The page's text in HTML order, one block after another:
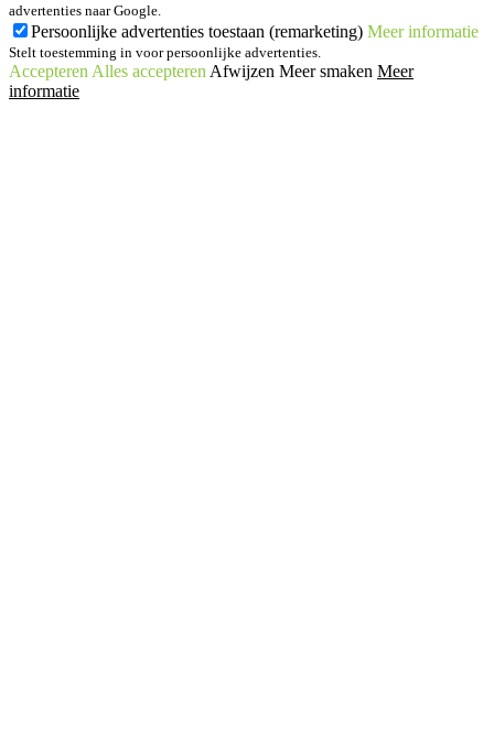
advertenties naar Google.
Persoonlijke advertenties toestaan (remarketing) Meer informatie
Stelt toestemming in voor persoonlijke advertenties.
Accepteren Alles accepteren Afwijzen Meer smaken Meer
informatie